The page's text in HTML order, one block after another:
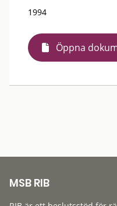
1994
Öppna
MSB RIB